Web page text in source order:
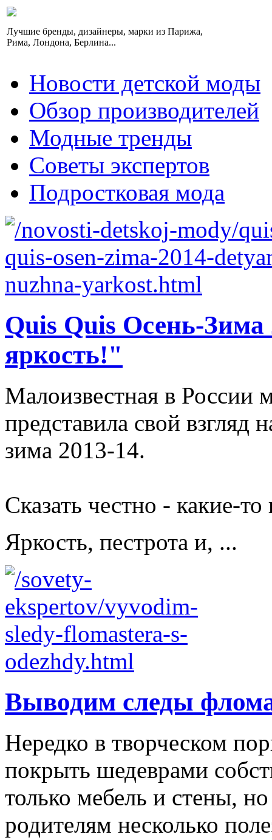
Лучшие бренды, дизайнеры, марки из Парижа,
Рима, Лондона, Берлина...
Новости детской моды
Обзор производителей
Модные тренды
Советы экспертов
Подростковая мода
Quis Quis Осень-
яркость!"
Малоизвестная в России
представила свой взгляд
зима 2013-14.
Сказать честно - какие-
Яркость, пестрота и, ...
Выводим следы
Нередко в творческом
покрыть шедеврами
только мебель и стены,
родителям несколько